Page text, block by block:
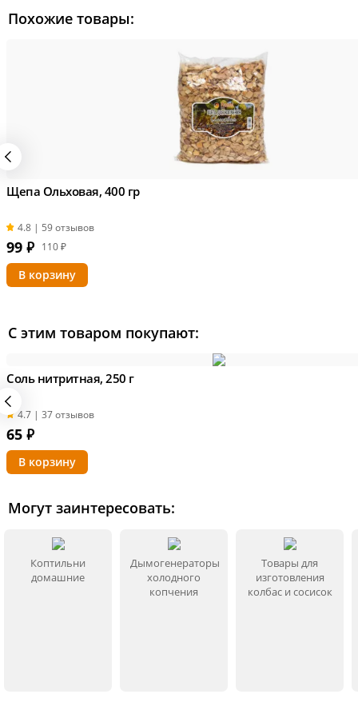
Похожие товары:
Щепа Ольховая, 400 гр
4.8 | 59 отзывов
99 ₽ 110 ₽
С этим товаром покупают:
Соль нитритная, 250 г
4.7 | 37 отзывов
65 ₽
Могут заинтересовать:
Коптильни
домашние
Дымогенераторы
холодного
копчения
Товары для
изготовления
колбас и сосисок